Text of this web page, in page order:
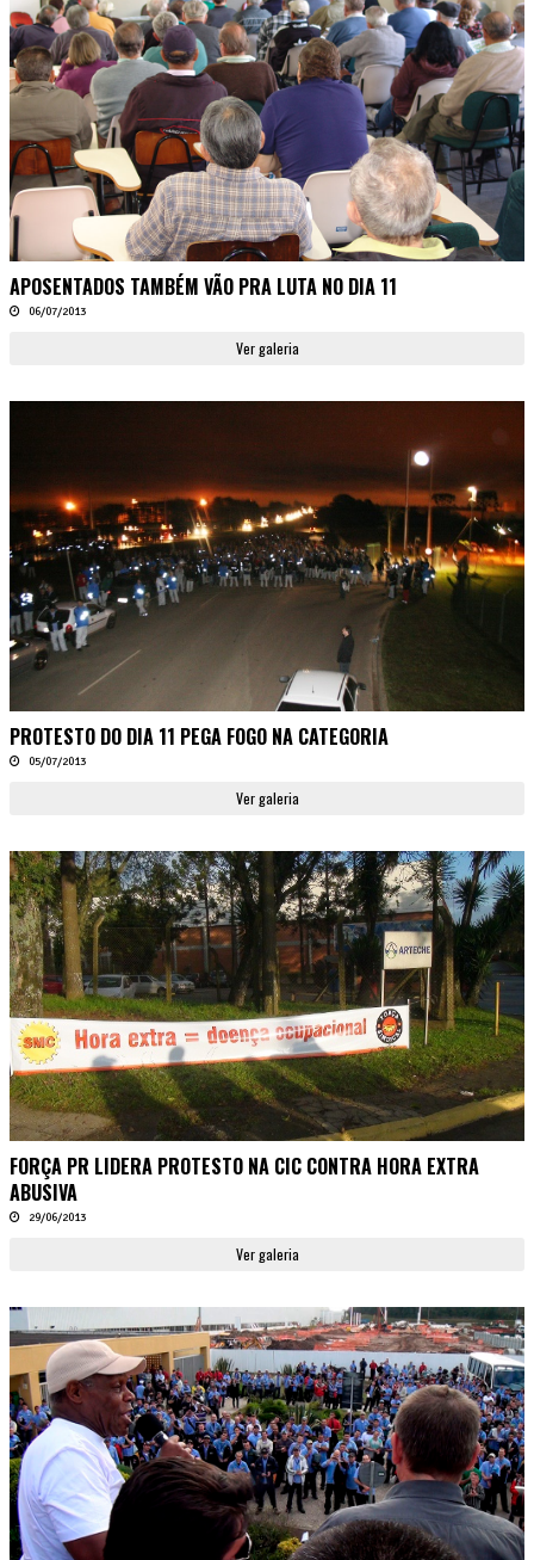
APOSENTADOS TAMBÉM VÃO PRA LUTA NO DIA 11
06/07/2013
Ver galeria
PROTESTO DO DIA 11 PEGA FOGO NA CATEGORIA
05/07/2013
Ver galeria
FORÇA PR LIDERA PROTESTO NA CIC CONTRA HORA EXTRA
ABUSIVA
29/06/2013
Ver galeria